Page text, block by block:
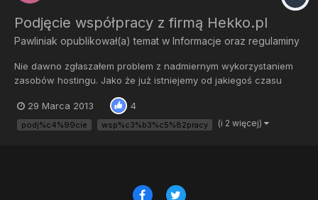
Podjęcie współpracy z firmą Hekko.pl
Pawliniak opublikował(a) temat w Informacje oraz regulaminy
Nie dawno zgłaszałem problem z nadmiernym wykorzystaniem
zasobów hostingu. Jako że już istniejemy od jakiegoś czasu
udało mi się znaleźć bardzo dobrą firmę Hekko która pozytywnie
rozpatrzyła moje podanie o sponsoring. Muszę powiedzieć ze fi...
29 Marca 2013 4
podj%c4%99cie wsp%c3%b3%c5%82pracy (i 2 więcej)